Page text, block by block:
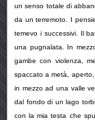
un senso totale di
da un terremoto. I
temevo i successivi. Il
una pugnalata. In
gambe con violenza,
spaccato a metà,
in mezzo ad una valle
dal fondo di un lago
con la mia testa che